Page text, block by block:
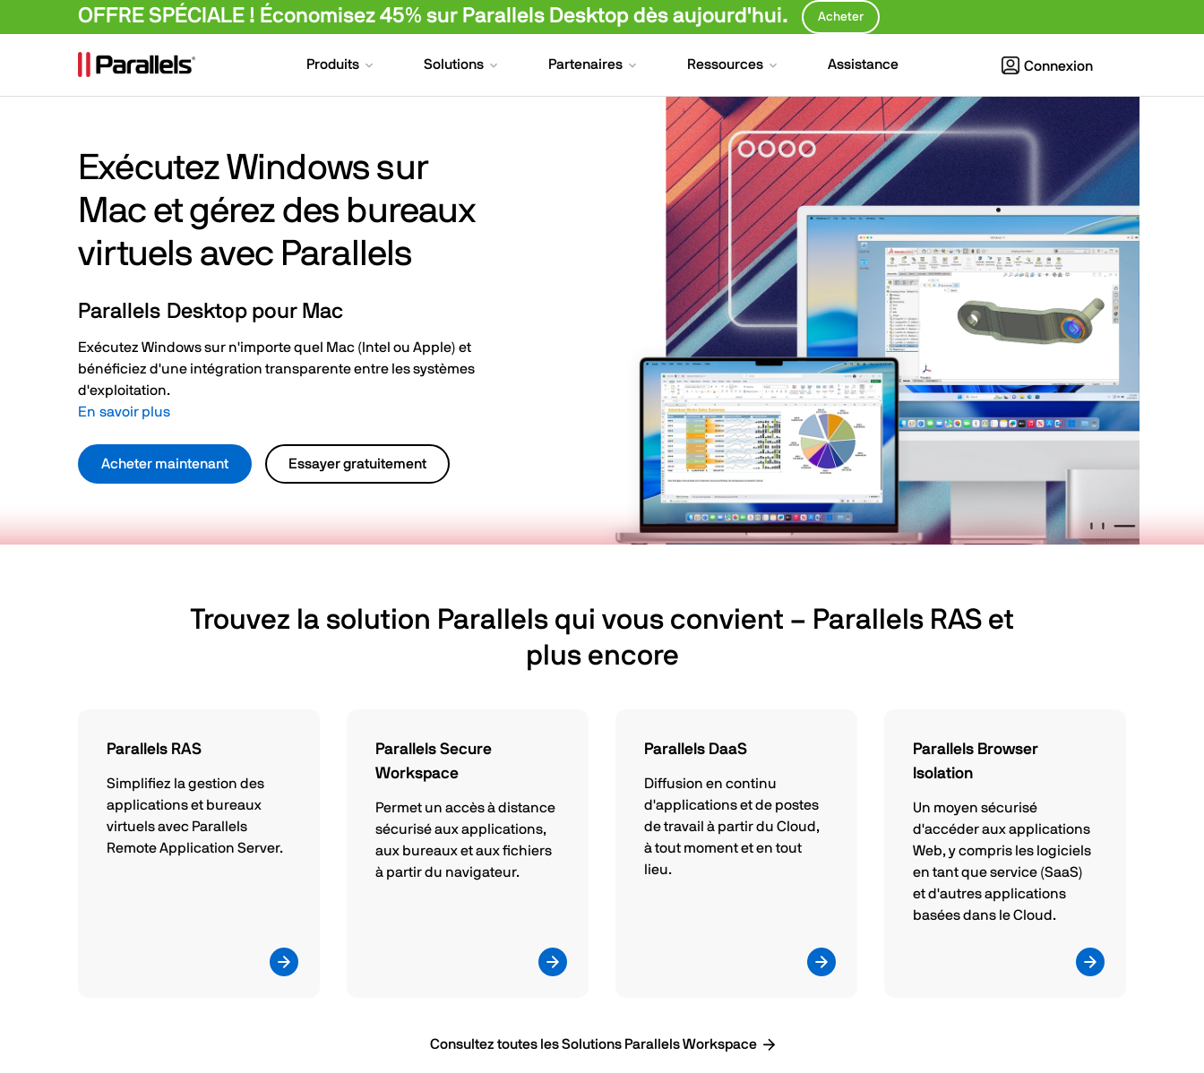
OFFRE SPÉCIALE ! Économisez 45% sur Parallels Desktop dès aujourd'hui. Acheter
Produits Solutions Partenaires Ressources Assistance Connexion
Exécutez Windows sur
Mac et gérez des bureaux
virtuels avec Parallels
Parallels Desktop pour Mac
Exécutez Windows sur n'importe quel Mac (Intel ou Apple) et
bénéficiez d'une intégration transparente entre les systèmes
d'exploitation.
En savoir plus
Acheter maintenant Essayer gratuitement
Trouvez la solution Parallels qui vous convient – Parallels RAS et
plus encore
Parallels RAS
Simplifiez la gestion des
applications et bureaux
virtuels avec Parallels
Remote Application Server.
Parallels Secure
Workspace
Permet un accès à distance
sécurisé aux applications,
aux bureaux et aux fichiers
à partir du navigateur.
Parallels DaaS
Diffusion en continu
d'applications et de postes
de travail à partir du Cloud,
à tout moment et en tout
lieu.
Parallels Browser
Isolation
Un moyen sécurisé
d'accéder aux applications
Web, y compris les logiciels
en tant que service (SaaS)
et d'autres applications
basées dans le Cloud.
Consultez toutes les Solutions Parallels Workspace